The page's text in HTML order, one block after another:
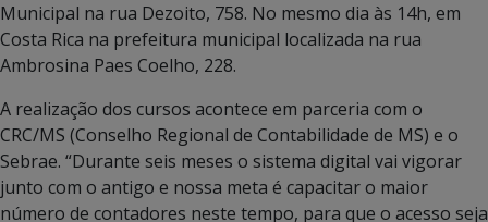
Municipal na rua Dezoito, 758. No mesmo dia às 14h, em
Costa Rica na prefeitura municipal localizada na rua
Ambrosina Paes Coelho, 228.
A realização dos cursos acontece em parceria com o
CRC/MS (Conselho Regional de Contabilidade de MS) e o
Sebrae. “Durante seis meses o sistema digital vai vigorar
junto com o antigo e nossa meta é capacitar o maior
número de contadores neste tempo, para que o acesso seja